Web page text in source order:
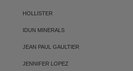
HOLLISTER
IDUN MINERALS
JEAN PAUL GAULTIER
JENNIFER LOPEZ